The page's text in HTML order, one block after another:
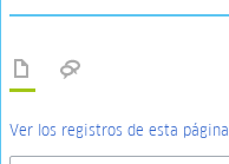
Ver los registros de esta página